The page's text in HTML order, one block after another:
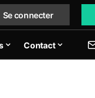
Se connecter
Contact